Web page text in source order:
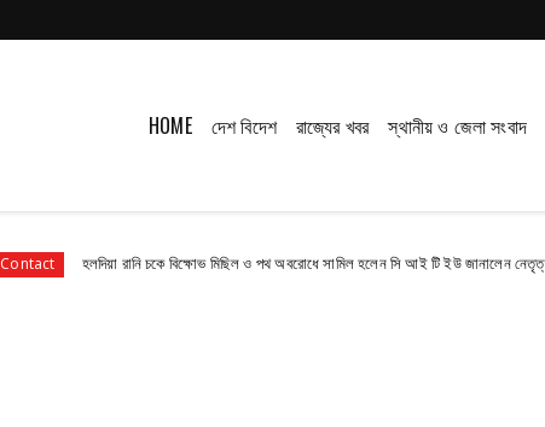
HOME দেশ বিদেশ রাজ্যের খবর স্থানীয় ও জেলা সংবাদ
হলদিয়া রানি চকে বিক্ষোভ মিছিল ও পথ অবরোধে সামিল হলেন সি আই টি ইউ জানালেন নেতৃত্ব- পরিতোষ